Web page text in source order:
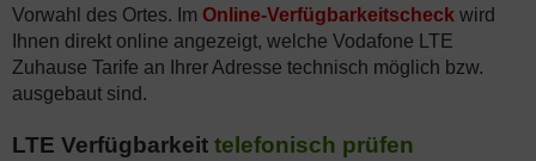
Vorwahl des Ortes. Im Online-Verfügbarkeitscheck wird
Ihnen direkt online angezeigt, welche Vodafone LTE
Zuhause Tarife an Ihrer Adresse technisch möglich bzw.
ausgebaut sind.
LTE Verfügbarkeit telefonisch prüfen